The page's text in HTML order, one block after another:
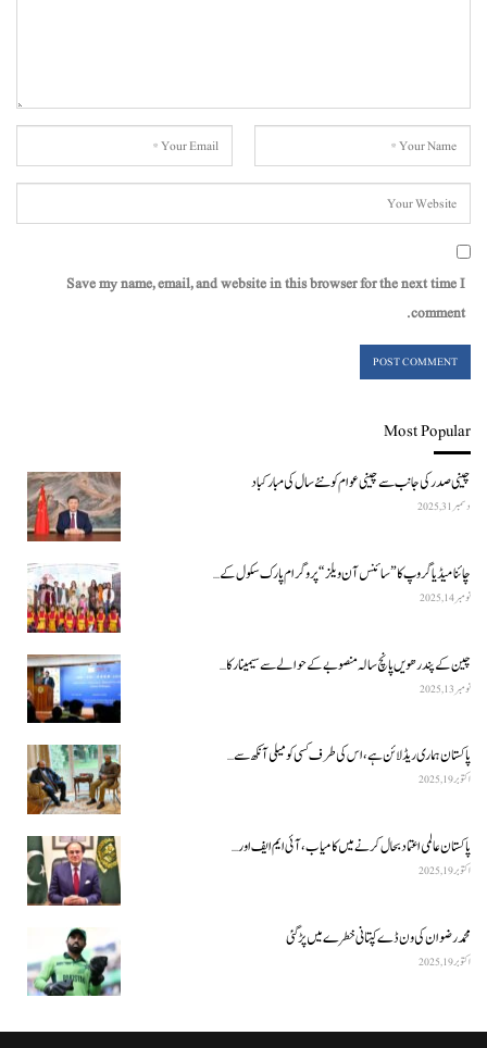
Save my name, email, and website in this browser for the next time I
comment.
Most Popular
چینی صدر کی جانب سے چینی عوام کو نئے سال کی مبارکباد
دسمبر 31, 2025
چائنا میڈیا گروپ کا ”سائنس آن ویلز“ پروگرام پارک سکول کے…
نومبر 14, 2025
چین کے پندرھویں پانچ سالہ منصوبے کے حوالے سے سیمینار کا…
نومبر 13, 2025
پاکستان ہماری ریڈ لائن ہے، اس کی طرف کسی کو میلی آنکھ سے…
اکتوبر 19, 2025
پاکستان عالمی اعتماد بحال کرنے میں کامیاب، آئی ایم ایف اور…
اکتوبر 19, 2025
محمد رضوان کی ون ڈے کپتانی خطرے میں پڑ گئی
اکتوبر 19, 2025